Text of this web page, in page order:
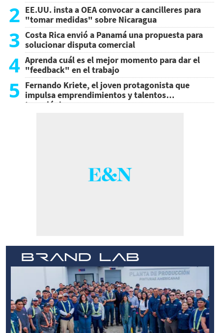
2 EE.UU. insta a OEA convocar a cancilleres para
"tomar medidas" sobre Nicaragua
3 Costa Rica envió a Panamá una propuesta para
solucionar disputa comercial
4 Aprenda cuál es el mejor momento para dar el
"feedback" en el trabajo
5 Fernando Kriete, el joven protagonista que
impulsa emprendimientos y talentos
tecnológicos